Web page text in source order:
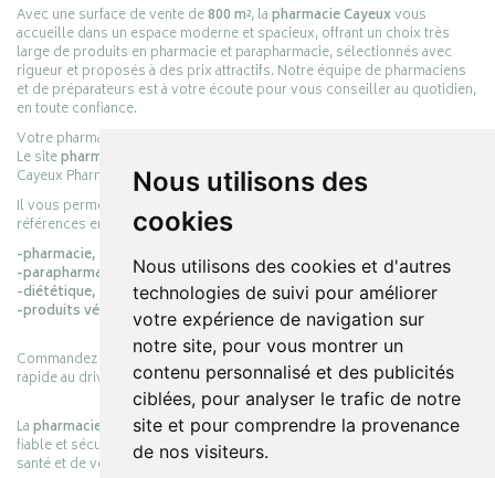
Nous utilisons des
cookies
Nous utilisons des cookies et d'autres
technologies de suivi pour améliorer
votre expérience de navigation sur
notre site, pour vous montrer un
contenu personnalisé et des publicités
ciblées, pour analyser le trafic de notre
site et pour comprendre la provenance
de nos visiteurs.
Avec une surface de vente de800 m², lapharmacie Cayeuxvous
accueille dans un espace moderne et spacieux, offrant un choix très
large de produits en pharmacie et parapharmacie, sélectionnés avec
rigueur et proposés à des prix attractifs. Notre équipe de pharmaciens
et de préparateurs est à votre écoute pour vous conseiller au quotidien,
en toute confiance.
Votre pharmacie en ligne :
Le sitepharmacie-cayeux.fr
Cayeux Pharmabest Berck-sur-Mer – Rang-du-Fliers.
Il vous permet de réaliser vos achats en ligne parmi des milliers de
références en :
-pharmacie,
-parapharmacie,
-diététique,
-produits vétérinaires.
Commandez simplement vos produits en ligne et choisissez le retrait
rapide au drive ou la livraison à domicile, en toute simplicité.
Lapharmacie Cayeuxs’engage à vous offrir une expérience pratique,
fiable et sécurisée, en officine comme en ligne, au service de votre
santé et de votre bien-être.